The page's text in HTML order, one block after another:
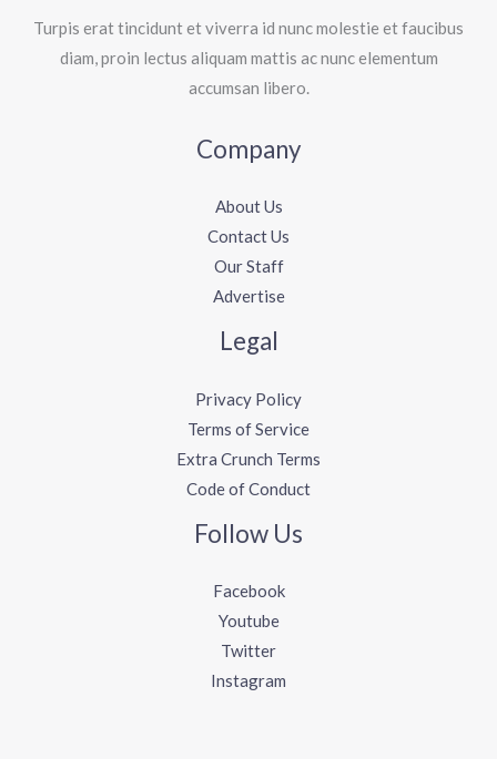
Turpis erat tincidunt et viverra id nunc molestie et faucibus
diam, proin lectus aliquam mattis ac nunc elementum
accumsan libero.
Company
About Us
Contact Us
Our Staff
Advertise
Legal
Privacy Policy
Terms of Service
Extra Crunch Terms
Code of Conduct
Follow Us
Facebook
Youtube
Twitter
Instagram